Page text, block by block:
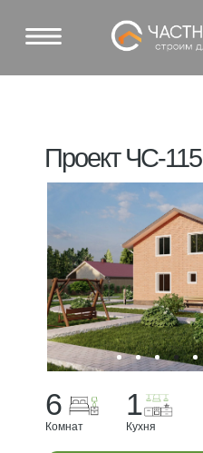
Проект ЧС-115
1
Кухня
6
Комнат